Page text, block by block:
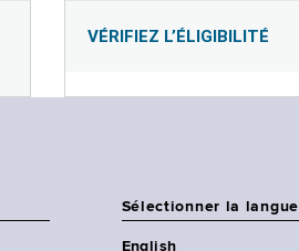
VÉRIFIEZ L’ÉLIGIBILITÉ
Sélectionner la langue
English